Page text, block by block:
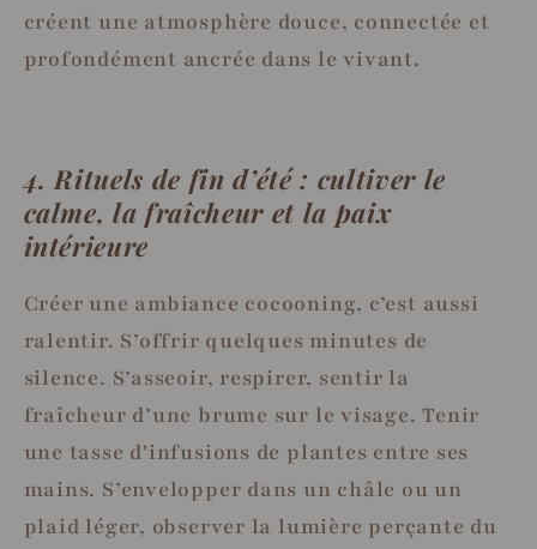
créent une atmosphère douce, connectée et
profondément ancrée dans le vivant.
4. Rituels de fin d’été : cultiver le
calme, la fraîcheur et la paix
intérieure
Créer une ambiance cocooning, c’est aussi
ralentir. S’offrir quelques minutes de
silence. S’asseoir, respirer, sentir la
fraîcheur d’une brume sur le visage. Tenir
une tasse d'infusions de plantes entre ses
mains. S’envelopper dans un châle ou un
plaid léger, observer la lumière perçante du